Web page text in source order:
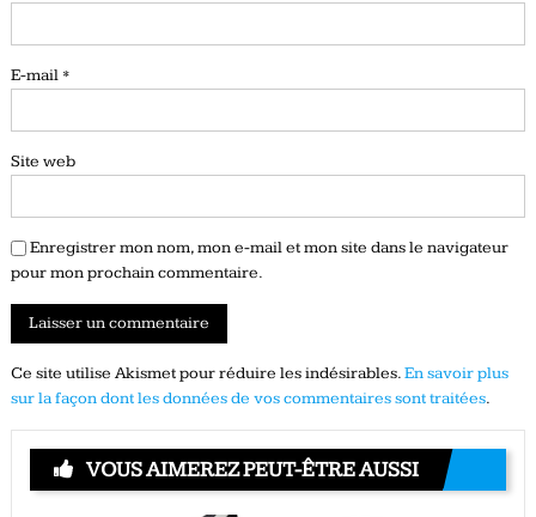
E-mail *
Site web
Enregistrer mon nom, mon e-mail et mon site dans le navigateur
pour mon prochain commentaire.
Ce site utilise Akismet pour réduire les indésirables.En savoir plus
sur la façon dont les données de vos commentaires sont traitées.
VOUS AIMEREZ PEUT-ÊTRE AUSSI